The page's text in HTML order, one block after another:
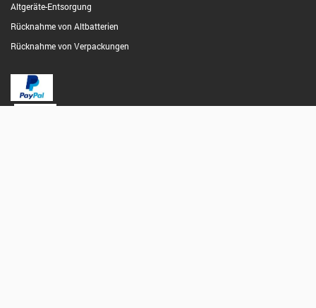
Altgeräte-Entsorgung
Rücknahme von Altbatterien
Rücknahme von Verpackungen